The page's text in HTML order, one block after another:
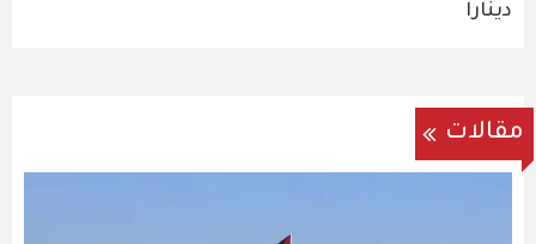
دينارا
مقالات